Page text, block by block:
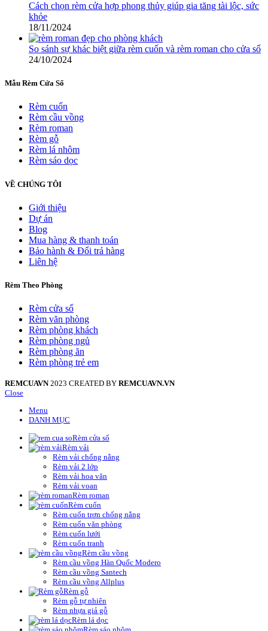
Cách chọn rèm cửa hợp phong thủy giúp gia tăng tài lộc, sức
khỏe
18/11/2024
So sánh sự khác biệt giữa rèm cuốn và rèm roman cho cửa sổ
24/10/2024
Mẫu Rèm Cửa Sổ
Rèm cuốn
Rèm cầu vồng
Rèm roman
Rèm gỗ
Rèm lá nhôm
Rèm sáo dọc
VỀ CHÚNG TÔI
Giới thiệu
Dự án
Blog
Mua hàng & thanh toán
Bảo hành & Đổi trả hàng
Liên hệ
Rèm Theo Phòng
Rèm cửa sổ
Rèm văn phòng
Rèm phòng khách
Rèm phòng ngủ
Rèm phòng ăn
Rèm phòng trẻ em
REMCUAVN 2023 CREATED BY REMCUAVN.VN
Close
Menu
DANH MỤC
Rèm cửa sổ
Rèm vải
Rèm vải chống nắng
Rèm vải 2 lớp
Rèm vải hoa văn
Rèm vải voan
Rèm roman
Rèm cuốn
Rèm cuốn trơn chống nắng
Rèm cuốn văn phòng
Rèm cuốn lưới
Rèm cuốn tranh
Rèm cầu vồng
Rèm cầu vồng Hàn Quốc Modero
Rèm cầu vồng Santech
Rèm cầu vồng Allplus
Rèm gỗ
Rèm gỗ tự nhiên
Rèm nhựa giả gỗ
Rèm lá dọc